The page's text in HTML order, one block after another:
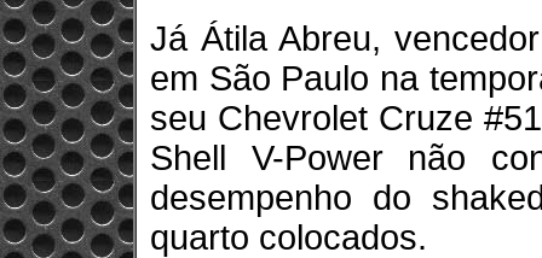
Já Átila Abreu,
em São Paulo na
seu Chevrolet Cruze
Shell V-Power não
desempenho do
quarto colocados.